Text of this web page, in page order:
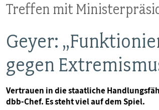
POSITIONEN
AUSBILDUNGSINFORMATIONEN
INTERNATIONALES
Treffen mit
Geyer:
gegen
Vertrauen in die staatliche
dbb-Chef. Es steht viel auf dem Spiel.